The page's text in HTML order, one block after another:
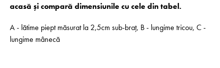
acasă și compară dimensiunile cu cele din tabel.
A - lătime piept măsurat la 2,5cm sub-braț, B - lungime tricou, C -
lungime mânecă